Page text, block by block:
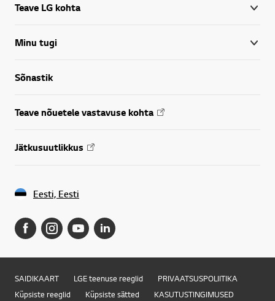
Teave LG kohta
Minu tugi
Sõnastik
Teave nõuetele vastavuse kohta
Jätkusuutlikkus
Eesti, Eesti
SAIDIKAART LGE teenuse reeglid
PRIVAATSUSPOLIITIKA
Küpsiste reeglid
Küpsiste sätted KASUTUSTINGIMUSED